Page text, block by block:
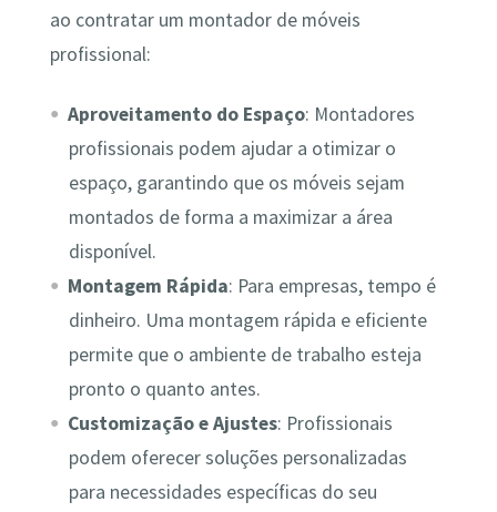
ao contratar um montador de móveis
profissional:
Aproveitamento do Espaço: Montadores
profissionais podem ajudar a otimizar o
espaço, garantindo que os móveis sejam
montados de forma a maximizar a área
disponível.
Montagem Rápida: Para empresas, tempo é
dinheiro. Uma montagem rápida e eficiente
permite que o ambiente de trabalho esteja
pronto o quanto antes.
Customização e Ajustes: Profissionais
podem oferecer soluções personalizadas
para necessidades específicas do seu